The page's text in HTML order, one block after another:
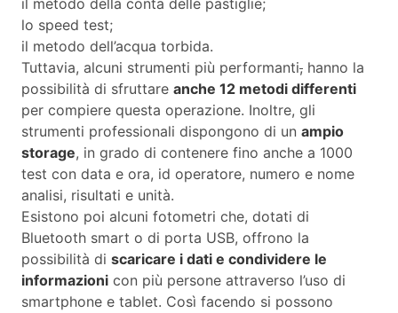
il metodo della conta delle pastiglie;
lo speed test;
il metodo dell’acqua torbida.
Tuttavia, alcuni strumenti più performanti, hanno la
possibilità di sfruttare anche 12 metodi differenti
per compiere questa operazione. Inoltre, gli
strumenti professionali dispongono di un ampio
storage, in grado di contenere fino anche a 1000
test con data e ora, id operatore, numero e nome
analisi, risultati e unità.
Esistono poi alcuni fotometri che, dotati di
Bluetooth smart o di porta USB, offrono la
possibilità di scaricare i dati e condividere le
informazioni con più persone attraverso l’uso di
smartphone e tablet. Così facendo si possono